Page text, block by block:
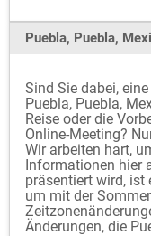
Puebla, Puebla,
Sind Sie dabei,
Puebla, Puebla,
Reise oder die
Online-Meeting?
Wir arbeiten hart,
Informationen hier
präsentiert wird, ist
um mit der
Änderungen, die